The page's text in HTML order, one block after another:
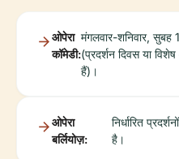
ओपेरा
कॉमेडी:
मंगलवार-शनिवार,
(प्रदर्शन दिवस या
हैं)।
ओपेरा
बर्लियोज़:
निर्धारित
है।